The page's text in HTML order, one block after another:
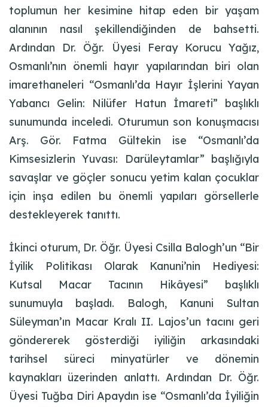
toplumun her kesimine hitap eden bir yaşam
alanının nasıl şekillendiğinden de bahsetti.
Ardından Dr. Öğr. Üyesi Feray Korucu Yağız,
Osmanlı’nın önemli hayır yapılarından biri olan
imarethaneleri “Osmanlı’da Hayır İşlerini Yayan
Yabancı Gelin: Nilüfer Hatun İmareti” başlıklı
sunumunda inceledi. Oturumun son konuşmacısı
Arş. Gör. Fatma Gültekin ise “Osmanlı’da
Kimsesizlerin Yuvası: Darüleytamlar” başlığıyla
savaşlar ve göçler sonucu yetim kalan çocuklar
için inşa edilen bu önemli yapıları görsellerle
destekleyerek tanıttı.
İkinci oturum, Dr. Öğr. Üyesi Csilla Balogh’un “Bir
İyilik Politikası Olarak Kanuni’nin Hediyesi:
Kutsal Macar Tacının Hikâyesi” başlıklı
sunumuyla başladı. Balogh, Kanuni Sultan
Süleyman’ın Macar Kralı II. Lajos’un tacını geri
göndererek gösterdiği iyiliğin arkasındaki
tarihsel süreci minyatürler ve dönemin
kaynakları üzerinden anlattı. Ardından Dr. Öğr.
Üyesi Tuğba Diri Apaydın ise “Osmanlı’da İyiliğin